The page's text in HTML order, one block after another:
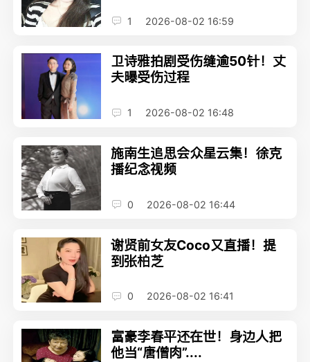
1 2026-08-02 16:59
卫诗雅拍剧受伤缝逾50针！丈
夫曝受伤过程
1 2026-08-02 16:48
施南生追思会众星云集！徐克
播纪念视频
0 2026-08-02 16:44
谢贤前女友Coco又直播！提
到张柏芝
0 2026-08-02 16:41
富豪李春平还在世！身边人把
他当“唐僧肉”....